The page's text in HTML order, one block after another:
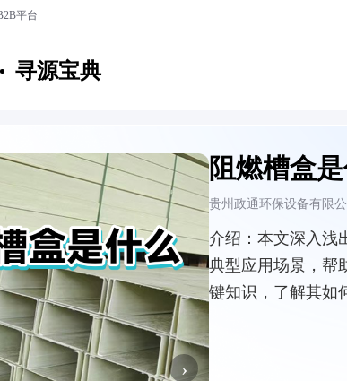
平台
寻源宝典
›
阻燃槽盒
贵州政通环保设备有限公
介绍： 本文深入浅
典型应用场景，帮
键知识，了解其如